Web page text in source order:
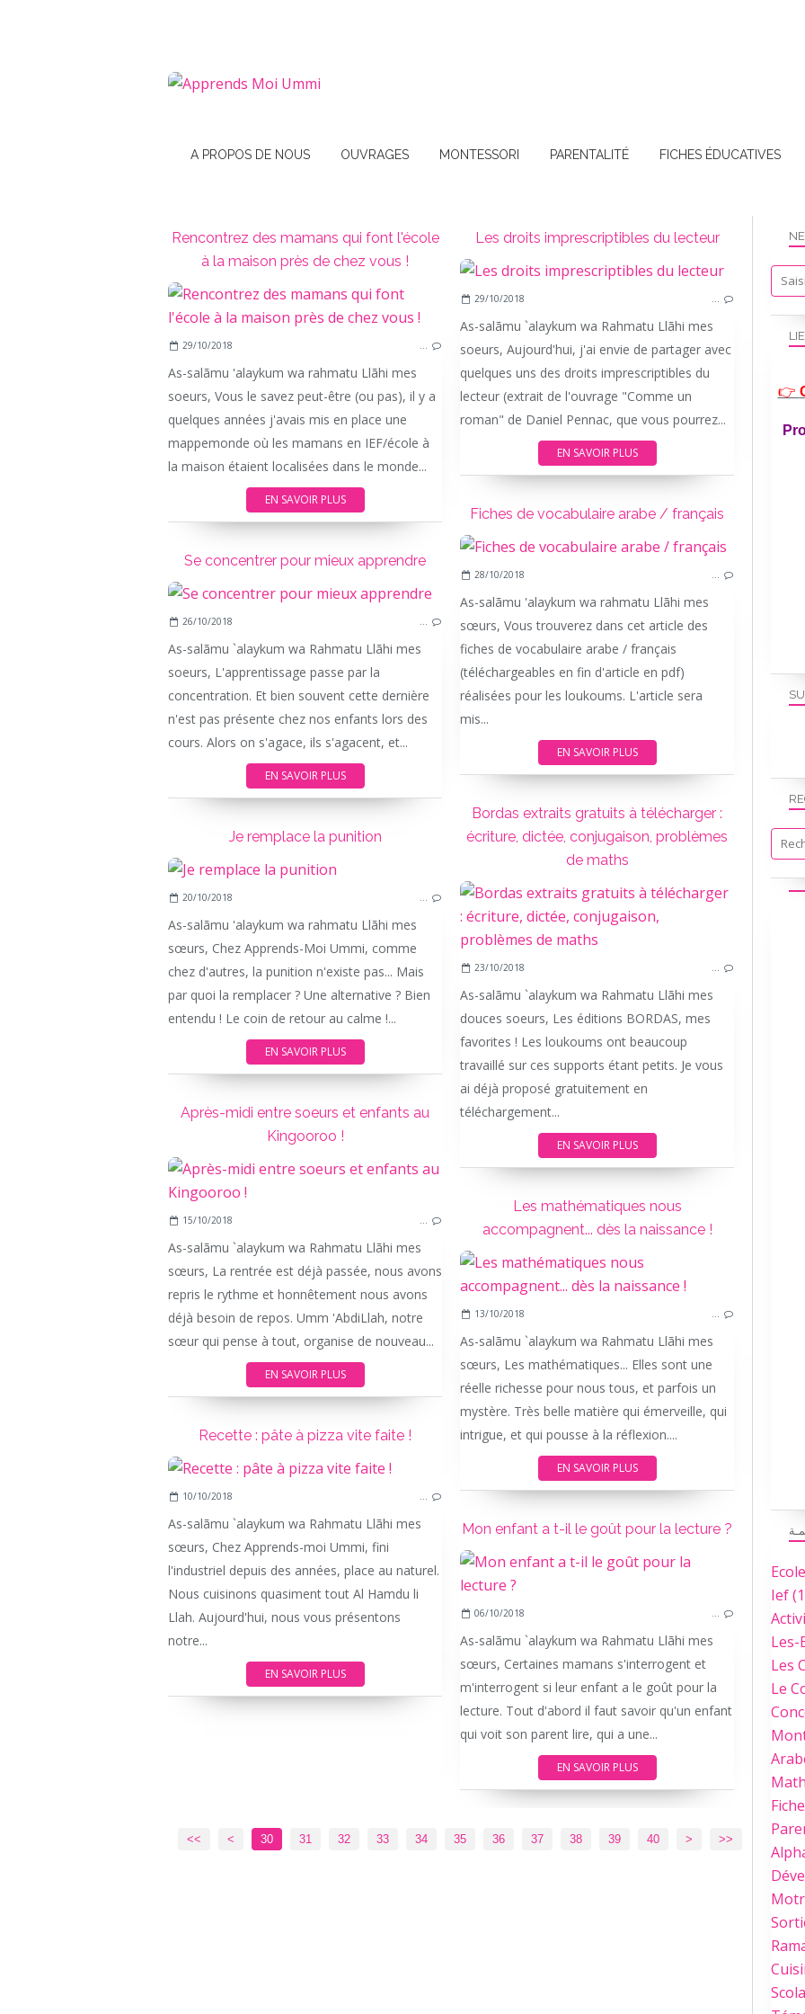
A PROPOS DE NOUS OUVRAGES MONTESSORI PARENTALITÉ FICHES ÉDUCATIVES
Rencontrez des mamans qui font l'école
à la maison près de chez vous !
IEF
29/10/2018 …
As-salãmu 'alaykum wa rahmatu Llãhi mes
soeurs, Vous le savez peut-être (ou pas), il y a
quelques années j'avais mis en place une
mappemonde où les mamans en IEF/école à
la maison étaient localisées dans le monde...
EN SAVOIR PLUS
Les droits imprescriptibles du lecteur
29/10/2018 …
As-salãmu `alaykum wa Rahmatu Llãhi mes
soeurs, Aujourd'hui, j'ai envie de partager avec
quelques uns des droits imprescriptibles du
lecteur (extrait de l'ouvrage "Comme un
roman" de Daniel Pennac, que vous pourrez...
EN SAVOIR PLUS
Fiches de vocabulaire arabe / français
28/10/2018 …
As-salãmu 'alaykum wa rahmatu Llãhi mes
sœurs, Vous trouverez dans cet article des
fiches de vocabulaire arabe / français
(téléchargeables en fin d'article en pdf)
réalisées pour les loukoums. L'article sera
mis...
EN SAVOIR PLUS
Se concentrer pour mieux apprendre
ECOLE A LA MAISON
IEF
26/10/2018 …
As-salãmu `alaykum wa Rahmatu Llãhi mes
soeurs, L'apprentissage passe par la
concentration. Et bien souvent cette dernière
n'est pas présente chez nos enfants lors des
cours. Alors on s'agace, ils s'agacent, et...
EN SAVOIR PLUS
Bordas extraits gratuits à télécharger :
écriture, dictée, conjugaison, problèmes
de maths
23/10/2018 …
As-salãmu `alaykum wa Rahmatu Llãhi mes
douces soeurs, Les éditions BORDAS, mes
favorites ! Les loukoums ont beaucoup
travaillé sur ces supports étant petits. Je vous
ai déjà proposé gratuitement en
téléchargement...
EN SAVOIR PLUS
Je remplace la punition
20/10/2018 …
As-salãmu 'alaykum wa rahmatu Llãhi mes
sœurs, Chez Apprends-Moi Ummi, comme
chez d'autres, la punition n'existe pas... Mais
par quoi la remplacer ? Une alternative ? Bien
entendu ! Le coin de retour au calme !...
EN SAVOIR PLUS
Après-midi entre soeurs et enfants au
Kingooroo !
15/10/2018 …
As-salãmu `alaykum wa Rahmatu Llãhi mes
sœurs, La rentrée est déjà passée, nous avons
repris le rythme et honnêtement nous avons
déjà besoin de repos. Umm 'AbdiLlah, notre
sœur qui pense à tout, organise de nouveau...
EN SAVOIR PLUS
Les mathématiques nous
accompagnent... dès la naissance !
13/10/2018 …
As-salãmu `alaykum wa Rahmatu Llãhi mes
sœurs, Les mathématiques... Elles sont une
réelle richesse pour nous tous, et parfois un
mystère. Très belle matière qui émerveille, qui
intrigue, et qui pousse à la réflexion....
EN SAVOIR PLUS
Recette : pâte à pizza vite faite !
CUISINE
10/10/2018 …
As-salãmu `alaykum wa Rahmatu Llãhi mes
sœurs, Chez Apprends-moi Ummi, fini
l'industriel depuis des années, place au naturel.
Nous cuisinons quasiment tout Al Hamdu li
Llah. Aujourd'hui, nous vous présentons
notre...
EN SAVOIR PLUS
Mon enfant a t-il le goût pour la lecture ?
06/10/2018 …
As-salãmu `alaykum wa Rahmatu Llãhi mes
sœurs, Certaines mamans s'interrogent et
m'interrogent si leur enfant a le goût pour la
lecture. Tout d'abord il faut savoir qu'un enfant
qui voit son parent lire, qui a une...
EN SAVOIR PLUS
<< < 10
20
30 31 32 33 34 35 36 37 38 39 40 50
60
70
80
> >>
Ief
Les-
Les
Le
👉